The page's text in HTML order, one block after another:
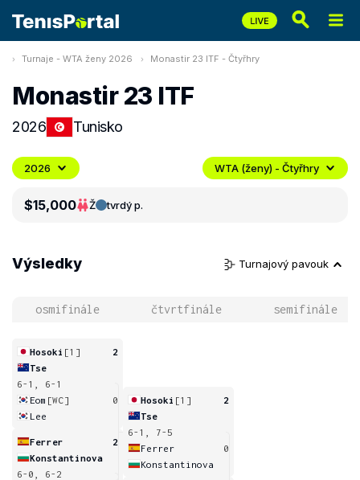
Turnaje - WTA ženy 2026 Monastir 23 ITF - Čtyřhry
Monastir 23 ITF
2026 Tunisko
2026 WTA (ženy) - Čtyřhry
$15,000 Ž tvrdý p.
Výsledky Turnajový pavouk
osmifinále čtvrtfinále semifinále
Hosoki [1]
2
Tse
6-1, 6-1
Eom [WC]
0
Lee
Ferrer
2
Konstantinova
6-0, 6-2
Hosoki [1]
2
Tse
6-1, 7-5
Ferrer
0
Konstantinova